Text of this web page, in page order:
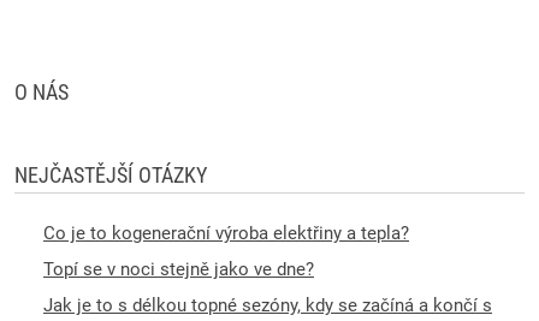
O NÁS
NEJČASTĚJŠÍ OTÁZKY
Co je to kogenerační výroba elektřiny a tepla?
Topí se v noci stejně jako ve dne?
Jak je to s délkou topné sezóny, kdy se začíná a končí s